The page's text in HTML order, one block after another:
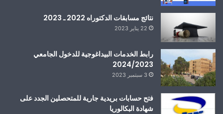
نتائج مسابقات الدكتوراه 2022 ـ 2023
22 يناير 2023
رابط الخدمات البيداغوجية للدخول الجامعي
2024/2023
3 سبتمبر 2023
فتح حسابات بريدية جارية للمتحصلين الجدد على
شهادة البكالوريا